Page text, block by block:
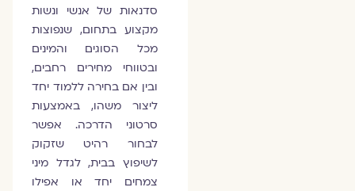
סדנאות של אנשי ונשות
מקצוע בתחום, שנפוצות
מכל הסוגים והמינים
ובטווחי מחירים רחבים,
ובין אם בחירה ללמוד יחד
ליצור משהו, באמצעות
סרטוני הדרכה. אפשר
לבחור רהיט שזקוק
לשיפוץ בבית, לגדל מיני
צמחים יחד או אפילו